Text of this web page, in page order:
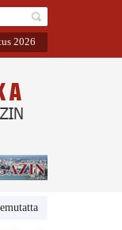
2026
2024/25-ös évadát a